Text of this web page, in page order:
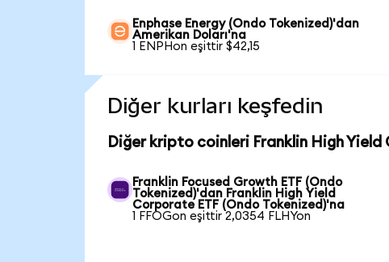
Enphase Energy (Ondo Tokenized)'dan
Amerikan Doları'na
1 ENPHon eşittir $42,15
Diğer kurları keşfedin
Diğer kripto coinleri Franklin High
Franklin Focused Growth ETF (Ondo
Tokenized)'dan Franklin High Yield
Corporate ETF (Ondo Tokenized)'na
1 FFOGon eşittir 2,0354 FLHYon